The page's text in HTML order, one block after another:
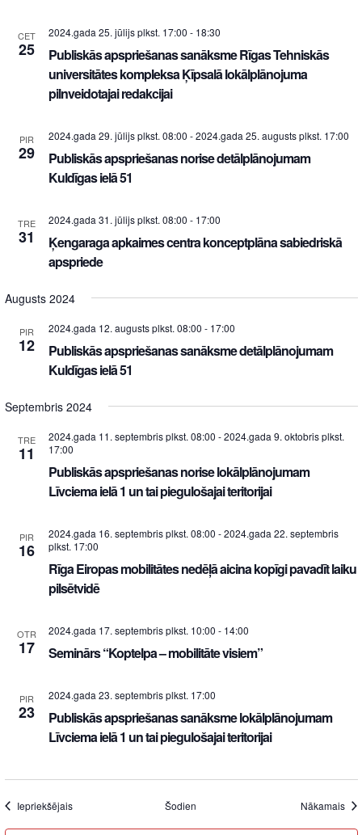
CET
25
2024.gada 25. jūlijs plkst. 17:00 - 18:30
Publiskās apspriešanas sanāksme Rīgas Tehniskās
universitātes kompleksa Ķīpsalā lokālplānojuma
pilnveidotajai redakcijai
PIR
29
2024.gada 29. jūlijs plkst. 08:00 -2024.gada 25. augusts plkst. 17:00
Publiskās apspriešanas norise detālplānojumam
Kuldīgas ielā 51
TRE
31
2024.gada 31. jūlijs plkst. 08:00 - 17:00
Ķengaraga apkaimes centra konceptplāna sabiedriskā
apspriede
Augusts 2024
PIR
12
2024.gada 12. augusts plkst. 08:00 - 17:00
Publiskās apspriešanas sanāksme detālplānojumam
Kuldīgas ielā 51
Septembris 2024
TRE
11
2024.gada 11. septembris plkst. 08:00 -2024.gada 9. oktobris plkst.
17:00
Publiskās apspriešanas norise lokālplānojumam
Līvciema ielā 1 un tai piegulošajai teritorijai
PIR
16
2024.gada 16. septembris plkst. 08:00 -2024.gada 22. septembris
plkst. 17:00
Rīga Eiropas mobilitātes nedēļā aicina kopīgi pavadīt laiku
pilsētvidē
OTR
17
2024.gada 17. septembris plkst. 10:00 - 14:00
Seminārs “Koptelpa – mobilitāte visiem”
PIR
23
2024.gada 23. septembris plkst. 17:00
Publiskās apspriešanas sanāksme lokālplānojumam
Līvciema ielā 1 un tai piegulošajai teritorijai
Iepriekšējais Šodien Nākamais